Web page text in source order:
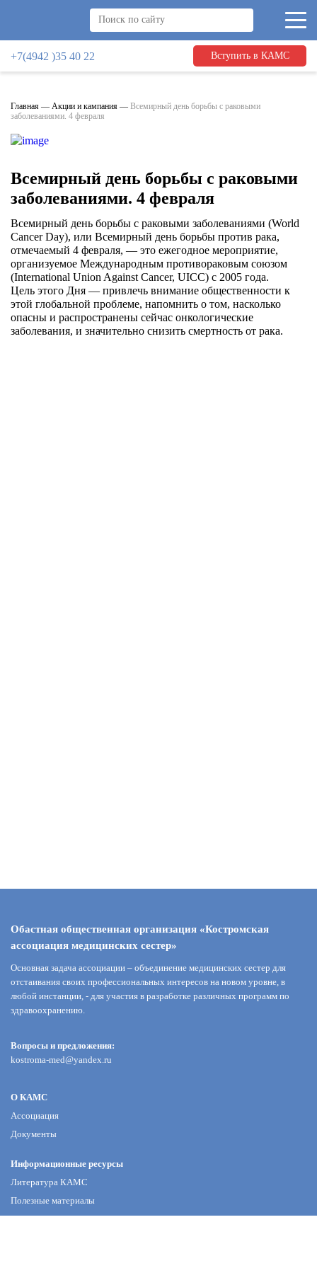
+7(4942 )35 40 22 Вступить в КАМС
Главная — Акции и кампания — Всемирный день борьбы с раковыми
заболеваниями. 4 февраля
Всемирный день борьбы с раковыми
заболеваниями. 4 февраля
Всемирный день борьбы с раковыми заболеваниями (World
Cancer Day), или Всемирный день борьбы против рака,
отмечаемый 4 февраля, — это ежегодное мероприятие,
организуемое Международным противораковым союзом
(International Union Against Cancer, UICC) с 2005 года.
Цель этого Дня — привлечь внимание общественности к
этой глобальной проблеме, напомнить о том, насколько
опасны и распространены сейчас онкологические
заболевания, и значительно снизить смертность от рака.
Обастная общественная организация «Костромская
ассоциация медицинских сестер»
Основная задача ассоциации – объединение медицинских сестер для
отстаивания своих профессиональных интересов на новом уровне, в
любой инстанции, - для участия в разработке различных программ по
здравоохранению.
Вопросы и предложения:
kostroma-med@yandex.ru
О КАМС
Ассоциация
Документы
Информационные ресурсы
Литература КАМС
Полезные материалы
Галерея памяти